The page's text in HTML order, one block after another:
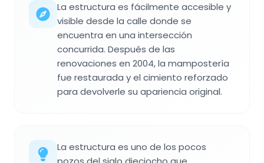
La estructura es fácilmente accesible y
visible desde la calle donde se
encuentra en una intersección
concurrida. Después de las
renovaciones en 2004, la mampostería
fue restaurada y el cimiento reforzado
para devolverle su apariencia original.
La estructura es uno de los pocos